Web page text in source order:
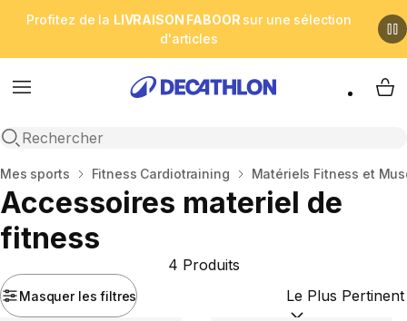
Profitez de la LIVRAISON FABOOR sur une sélection
d'articles
Menu
Open search
My
Accueil
Mes sports Fitness Cardiotraining Matériels Fitness et
Accessoires materiel de
fitness
Masquer les filtres
4 Produits
Trier par :